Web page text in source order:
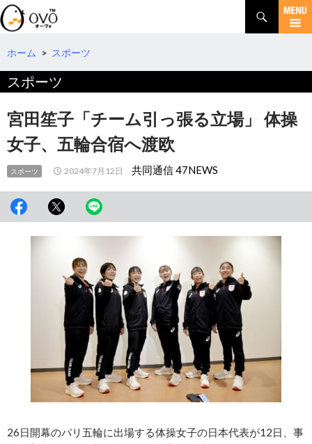
検
索
コ
テ
へ
移
ホーム > スポーツ
スポーツ
宮田笙子「チーム引っ張る立場」 体操
女子、五輪合宿へ渡欧
スポーツ 2024年7月12日 共同通信 47NEWS
26日開幕のパリ五輪に出場する体操女子の日本代表が12日、事